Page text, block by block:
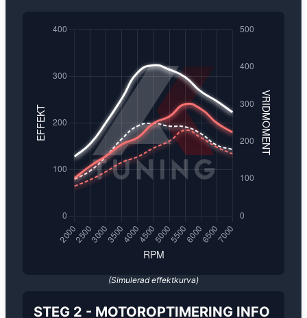
(Simulerad effektkurva)
STEG 2 - MOTOROPTIMERING INFO